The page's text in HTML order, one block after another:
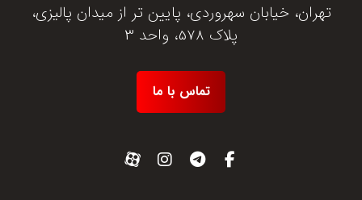
تهران، خیابان سهروردی، پایین تر از میدان پالیزی،
پلاک 578، واحد 3
تماس با ما